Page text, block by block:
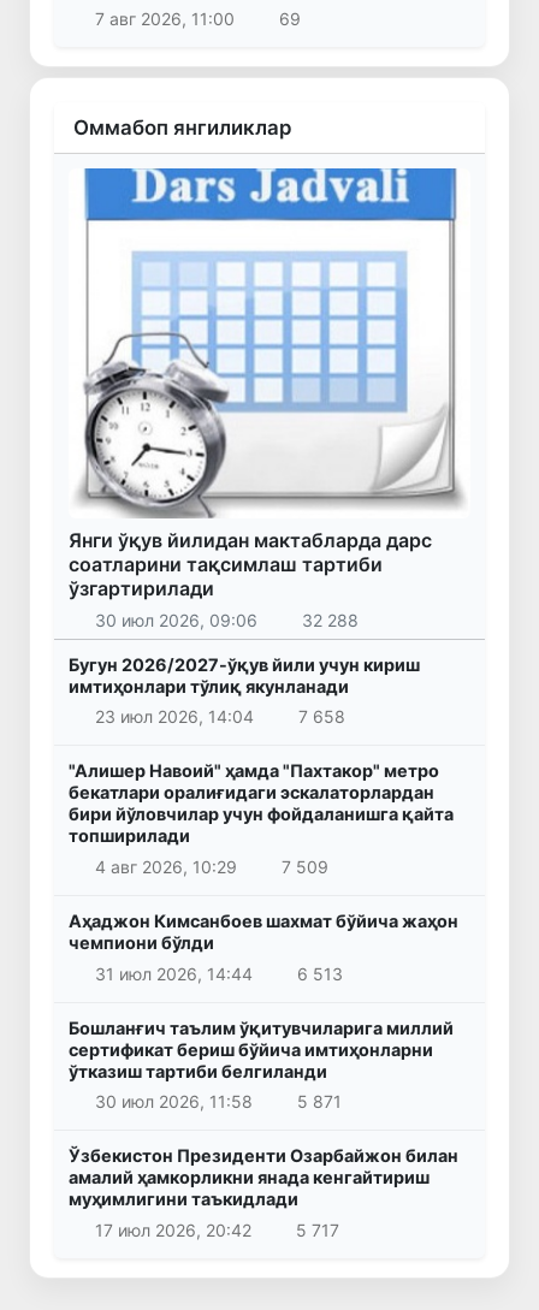
7 авг 2026, 11:00
69
Оммабоп янгиликлар
Янги ўқув йилидан мактабларда дарс
соатларини тақсимлаш тартиби
ўзгартирилади
30 июл 2026, 09:06 32 288
Бугун 2026/2027-ўқув йили учун кириш
имтиҳонлари тўлиқ якунланади
23 июл 2026, 14:04
7 658
"Алишер Навоий" ҳамда "Пахтакор" метро
бекатлари оралиғидаги эскалаторлардан
бири йўловчилар учун фойдаланишга қайта
топширилади
4 авг 2026, 10:29
7 509
Аҳаджон Кимсанбоев шахмат бўйича жаҳон
чемпиони бўлди
31 июл 2026, 14:44
6 513
Бошланғич таълим ўқитувчиларига миллий
сертификат бериш бўйича имтиҳонларни
ўтказиш тартиби белгиланди
30 июл 2026, 11:58
5 871
Ўзбекистон Президенти Озарбайжон билан
амалий ҳамкорликни янада кенгайтириш
муҳимлигини таъкидлади
17 июл 2026, 20:42
5 717